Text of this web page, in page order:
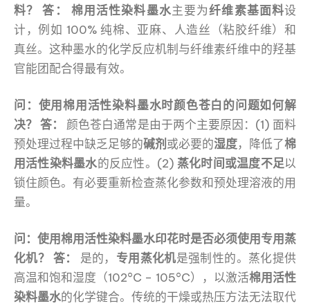
料？ 答： 棉用活性染料墨水主要为纤维素基面料设
计，例如 100% 纯棉、亚麻、人造丝（粘胶纤维）和
真丝。这种墨水的化学反应机制与纤维素纤维中的羟基
官能团配合得最有效。
问：使用棉用活性染料墨水时颜色苍白的问题如何解
决？ 答：
颜色苍白通常是由于两个主要原因：(1) 面料
预处理过程中缺乏足够的碱剂 或必要的湿度，降低了棉
用活性染料墨水的反应性。(2) 蒸化时间或温度不足以
锁住颜色。有必要重新检查蒸化参数和预处理溶液的用
量。
问：使用棉用活性染料墨水印花时是否必须使用专用蒸
化机？
答： 是的， 专用蒸化机是强制性的。蒸化提供
高温和饱和湿度（102°C – 105°C），以激活棉用活性
染料墨水的化学键合。传统的干燥或热压方法无法取代